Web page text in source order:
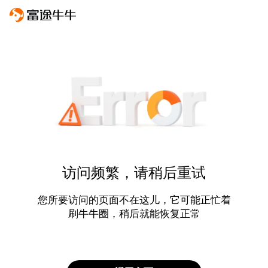
访问频繁，请稍后重试
您所要访问的页面不在这儿，它可能正忙着
刷牛牛圈，稍后就能恢复正常